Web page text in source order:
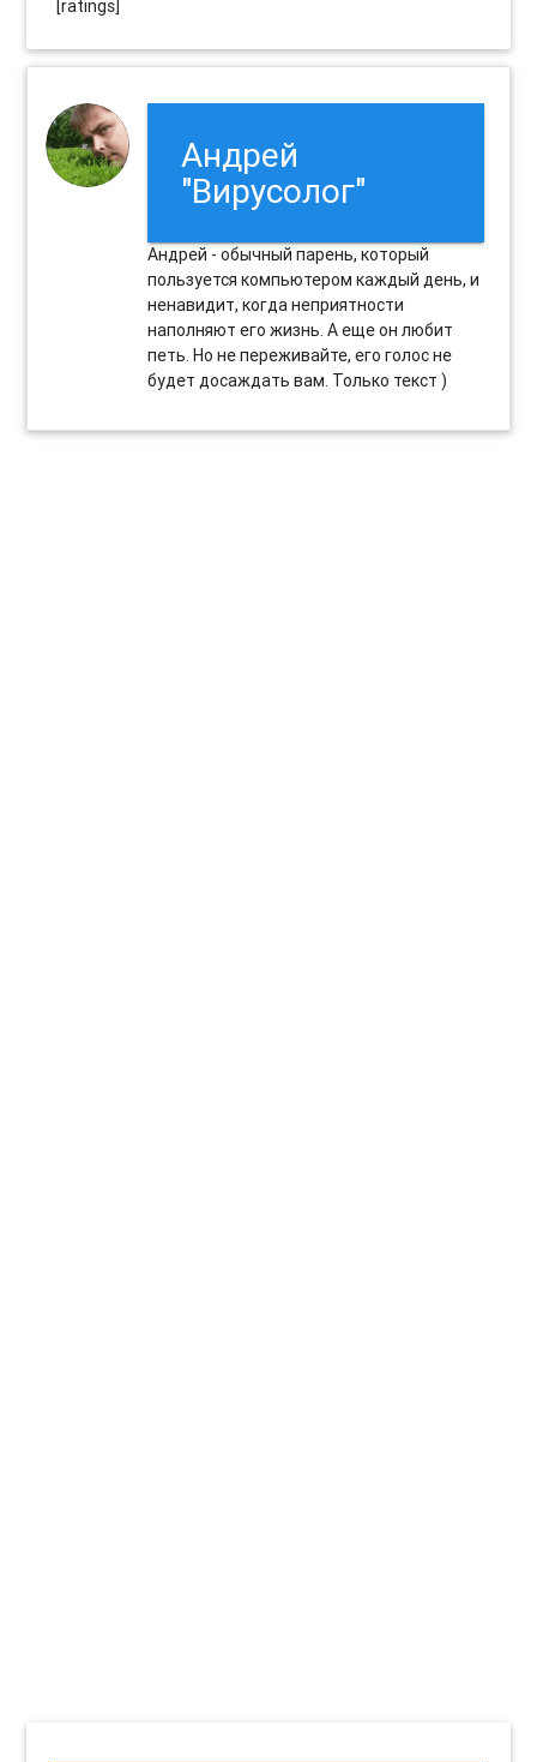
[ratings]
Андрей
"Вирусолог"
Андрей - обычный парень, который
пользуется компьютером каждый день, и
ненавидит, когда неприятности
наполняют его жизнь. А еще он любит
петь. Но не переживайте, его голос не
будет досаждать вам. Только текст )